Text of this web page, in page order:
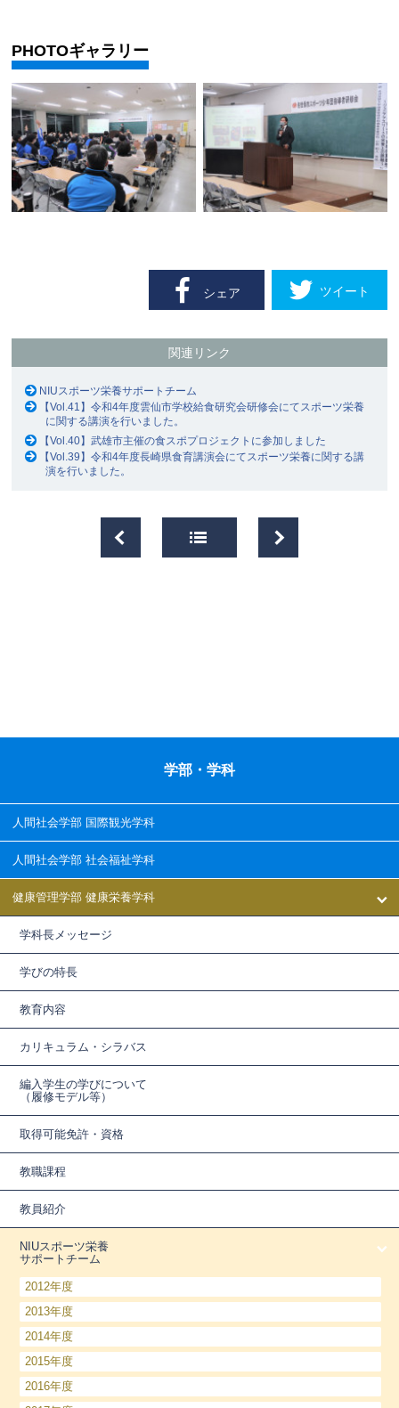
PHOTOギャラリー
シェア ツイート
関連リンク
NIUスポーツ栄養サポートチーム
【Vol.41】令和4年度雲仙市学校給食研究会研修会にてスポーツ栄養
に関する講演を行いました。
【Vol.40】武雄市主催の食スポプロジェクトに参加しました
【Vol.39】令和4年度長崎県食育講演会にてスポーツ栄養に関する講
演を行いました。
学部・学科
人間社会学部 国際観光学科
人間社会学部 社会福祉学科
健康管理学部 健康栄養学科
学科長メッセージ
学びの特長
教育内容
カリキュラム・シラバス
編入学生の学びについて
（履修モデル等）
取得可能免許・資格
教職課程
教員紹介
NIUスポーツ栄養
サポートチーム
2012年度
2013年度
2014年度
2015年度
2016年度